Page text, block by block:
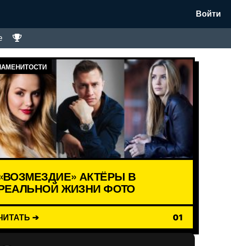
Войти
АКТЁРЫ В
ЖИЗНИ ФОТО
➔ 01